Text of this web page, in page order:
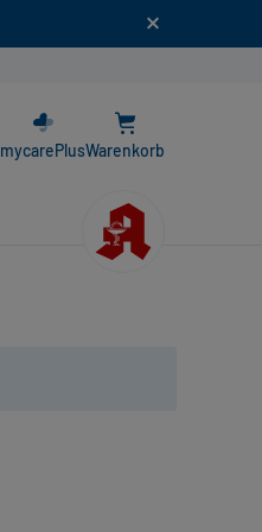
mycarePlusWarenkorb